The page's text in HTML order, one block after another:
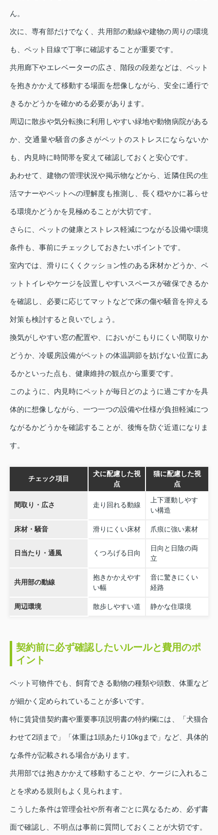
ん。
次に、専有部だけでなく、共用部の動線や建物の周りの環境
も、ペット目線で丁寧に確認することが重要です。
共用廊下やエレベーターの広さ、階段の段差などは、ペット
を抱きかかえて移動する場面を想像しながら、安全に通行で
きるかどうかを確かめる必要があります。
周辺に散歩や気分転換に利用しやすい緑地や動物病院がある
か、交通量や騒音の多さがペットのストレスにならないか
も、内見時に時間帯を変えて確認しておくと安心です。
あわせて、建物の管理状況や掲示物などから、近隣住民の生
活マナーやペットへの理解度も推測し、長く穏やかに暮らせ
る環境かどうかを見極めることが大切です。
さらに、ペットの健康とストレス軽減につながる設備や環境
条件も、事前にチェックしておきたいポイントです。
室内では、滑りにくくクッション性のある床材かどうか、ペ
ットトイレやケージを設置しやすいスペースが確保できるか
を確認し、必要に応じてマットなどで床の傷や騒音を抑える
対策も検討すると良いでしょう。
換気がしやすい窓の配置や、においがこもりにくい間取りか
どうか、冷暖房設備がペットの体温調節を妨げない位置にあ
るかといった点も、健康維持の観点から重要です。
このように、内見時にペットが毎日どのように過ごすかを具
体的に想像しながら、一つ一つの設備や仕様が負担軽減につ
ながるかどうかを確認することが、後悔を防ぐ近道になりま
す。
チェック項目
犬に配慮した視
点
猫に配慮した視
点
間取り・広さ 走り回れる動線
上下運動しやす
い構造
床材・騒音 滑りにくい床材 爪痕に強い素材
日当たり・通風 くつろげる日向
日向と日陰の両
立
共用部の動線
抱きかかえやす
い幅
音に驚きにくい
経路
周辺環境 散歩しやすい道 静かな住環境
契約前に必ず確認したいルールと費用のポ
イント
ペット可物件でも、飼育できる動物の種類や頭数、体重など
が細かく定められていることが多いです。
特に賃貸借契約書や重要事項説明書の特約欄には、「犬猫合
わせて2頭まで」「体重は1頭あたり10kgまで」など、具体的
な条件が記載される場合があります。
共用部では抱きかかえて移動することや、ケージに入れるこ
とを求める規則もよく見られます。
こうした条件は管理会社や所有者ごとに異なるため、必ず書
面で確認し、不明点は事前に質問しておくことが大切です。